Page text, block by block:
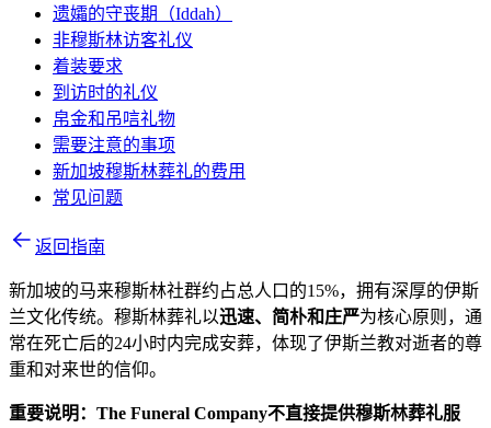
遗孀的守丧期（Iddah）
非穆斯林访客礼仪
着装要求
到访时的礼仪
帛金和吊唁礼物
需要注意的事项
新加坡穆斯林葬礼的费用
常见问题
返回指南
新加坡的马来穆斯林社群约占总人口的15%，拥有深厚的伊斯
兰文化传统。穆斯林葬礼以迅速、简朴和庄严为核心原则，通
常在死亡后的24小时内完成安葬，体现了伊斯兰教对逝者的尊
重和对来世的信仰。
重要说明：The Funeral Company不直接提供穆斯林葬礼服